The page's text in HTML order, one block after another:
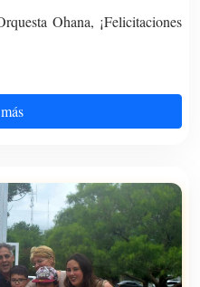
Ohana, ¡Felicitaciones